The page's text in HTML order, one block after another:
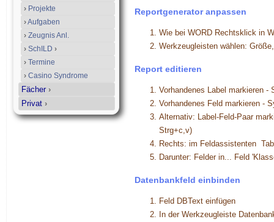
› Projekte
›Aufgaben
› Zeugnis Anl.
› SchILD ›
› Termine
› Casino Syndrome
Fächer ›
Privat ›
Reportgenerator anpassen
Wie bei WORD Rechtsklick in
Werkzeugleisten wählen:
Report editieren
Vorhandenes Label markieren
Vorhandenes Feld markieren -
Alternativ: Label-Feld-Paar
Strg+c,v)
Rechts: im Feldassistenten
Darunter: Felder in... Feld
Datenbankfeld einbinden
Feld DBText einfügen
In der Werkzeugleiste